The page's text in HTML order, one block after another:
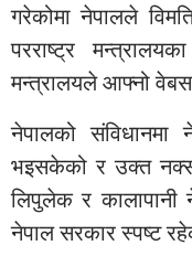
गरेकोमा नेपालले
परराष्ट्र
मन्त्रालयले आफ्नो
नेपालको
भइसकेको र उक्त
लिपुलेक र कालापानी
नेपाल सरकार स्पष्ट